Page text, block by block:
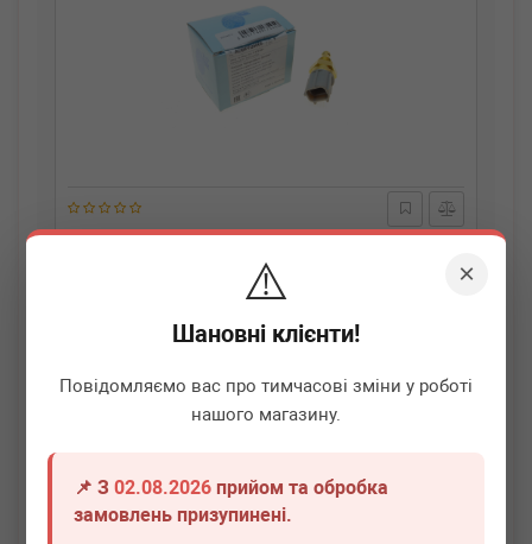
×
⚠️
Шановні клієнти!
Повідомляємо вас про тимчасові зміни у роботі
нашого магазину.
📌 З02.08.2026 прийом та обробка
замовлень призупинені.
BLUE PRINT ADBP720005
Датчик температури охолоджуючої рідини Mazda
Термін 1 дн.
350
В кошик